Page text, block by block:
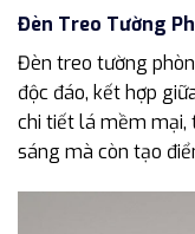
Đèn Treo Tường
Đèn treo tường
độc đáo, kết hợp
chi tiết lá mềm mại,
sáng mà còn tạo